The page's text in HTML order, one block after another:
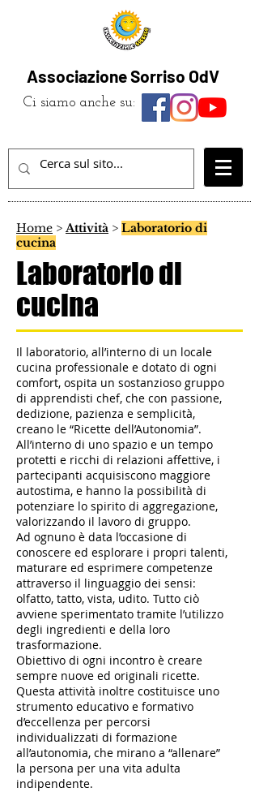
Associazione Sorriso OdV
Ci siamo anche su:
Home >Attività > Laboratorio di
cucina
Laboratorio di
cucina
Il laboratorio, all’interno di un locale
cucina professionale e dotato di ogni
comfort, ospita un sostanzioso gruppo
di apprendisti chef, che con passione,
dedizione, pazienza e semplicità,
creano le “Ricette dell’Autonomia”.
All’interno di uno spazio e un tempo
protetti e ricchi di relazioni affettive, i
partecipanti acquisiscono maggiore
autostima, e hanno la possibilità di
potenziare lo spirito di aggregazione,
valorizzando il lavoro di gruppo.
Ad ognuno è data l’occasione di
conoscere ed esplorare i propri talenti,
maturare ed esprimere competenze
attraverso il linguaggio dei sensi:
olfatto, tatto, vista, udito. Tutto ciò
avviene sperimentato tramite l’utilizzo
degli ingredienti e della loro
trasformazione.
Obiettivo di ogni incontro è creare
sempre nuove ed originali ricette.
Questa attività inoltre costituisce uno
strumento educativo e formativo
d’eccellenza per percorsi
individualizzati di formazione
all’autonomia, che mirano a “allenare”
la persona per una vita adulta
indipendente.